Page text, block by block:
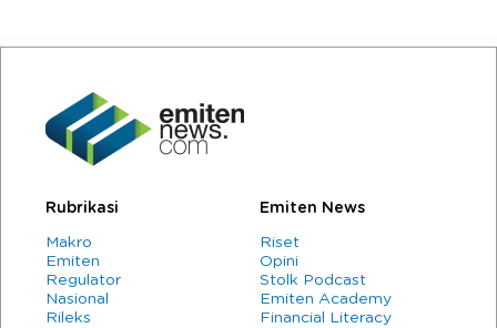
Rubrikasi
Makro
Emiten
Regulator
Nasional
Rileks
Emiten News
Riset
Opini
Stolk Podcast
Emiten Academy
Financial Literacy